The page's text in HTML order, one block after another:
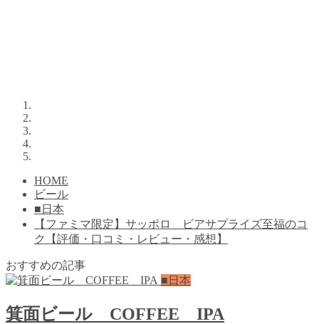
HOME
ビール
■日本
【ファミマ限定】サッポロ ビアサプライズ至福のコ
ク【評価・口コミ・レビュー・感想】
おすすめの記事
■日本
箕面ビール COFFEE IPA